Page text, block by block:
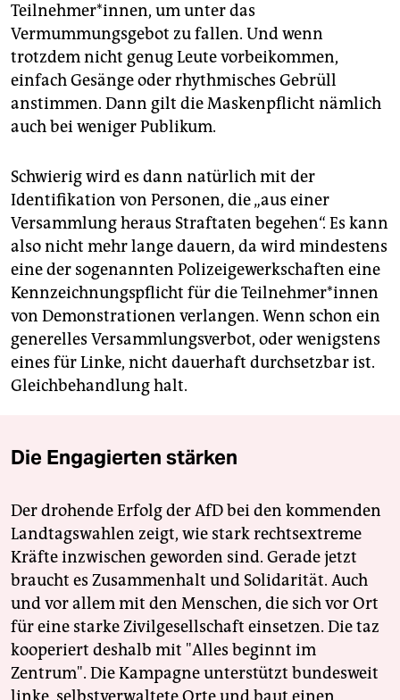
Teilnehmer*innen, um unter das
Vermummungsgebot zu fallen. Und wenn
trotzdem nicht genug Leute vorbeikommen,
einfach Gesänge oder rhythmisches Gebrüll
anstimmen. Dann gilt die Maskenpflicht nämlich
auch bei weniger Publikum.
Schwierig wird es dann natürlich mit der
Identifikation von Personen, die „aus einer
Versammlung heraus Straftaten begehen“. Es kann
also nicht mehr lange dauern, da wird mindestens
eine der sogenannten Polizeigewerkschaften eine
Kennzeichnungspflicht für die Teilnehmer*innen
von Demonstrationen verlangen. Wenn schon ein
generelles Versammlungsverbot, oder wenigstens
eines für Linke, nicht dauerhaft durchsetzbar ist.
Gleichbehandlung halt.
Die Engagierten stärken
Der drohende Erfolg der AfD bei den kommenden
Landtagswahlen zeigt, wie stark rechtsextreme
Kräfte inzwischen geworden sind. Gerade jetzt
braucht es Zusammenhalt und Solidarität. Auch
und vor allem mit den Menschen, die sich vor Ort
für eine starke Zivilgesellschaft einsetzen. Die taz
kooperiert deshalb mit "Alles beginnt im
Zentrum". Die Kampagne unterstützt bundesweit